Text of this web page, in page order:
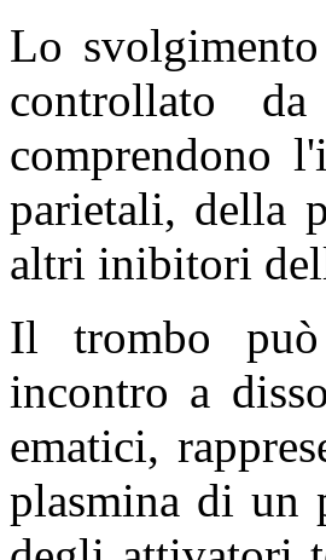
Lo
controllato
comprendono
parietali, della
altri inibitori
Il trombo può
incontro a
ematici,
plasmina di un